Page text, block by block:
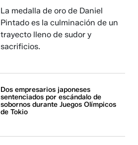
La medalla de oro de Daniel
Pintado es la culminación de un
trayecto lleno de sudor y
sacrificios.
Dos empresarios japoneses
sentenciados por escándalo de
sobornos durante Juegos Olímpicos
de Tokio